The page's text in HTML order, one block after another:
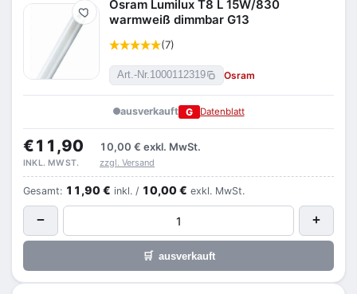
Merken
Osram Lumilux T8 L 15W/830
warmweiß dimmbar G13
(7)
Art.-Nr.1000112319 Osram
ausverkauft G Datenblatt
€11,90 10,00 € exkl. MwSt.
INKL. MWST. zzgl. Versand
Gesamt: 11,90 € inkl. / 10,00 € exkl. MwSt.
− +
🛒 ausverkauft